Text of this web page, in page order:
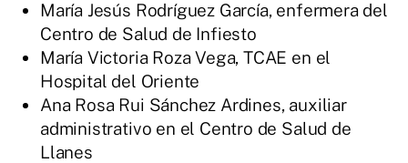
María Jesús Rodríguez García, enfermera del
Centro de Salud de Infiesto
María Victoria Roza Vega, TCAE en el
Hospital del Oriente
Ana Rosa Rui Sánchez Ardines, auxiliar
administrativo en el Centro de Salud de
Llanes